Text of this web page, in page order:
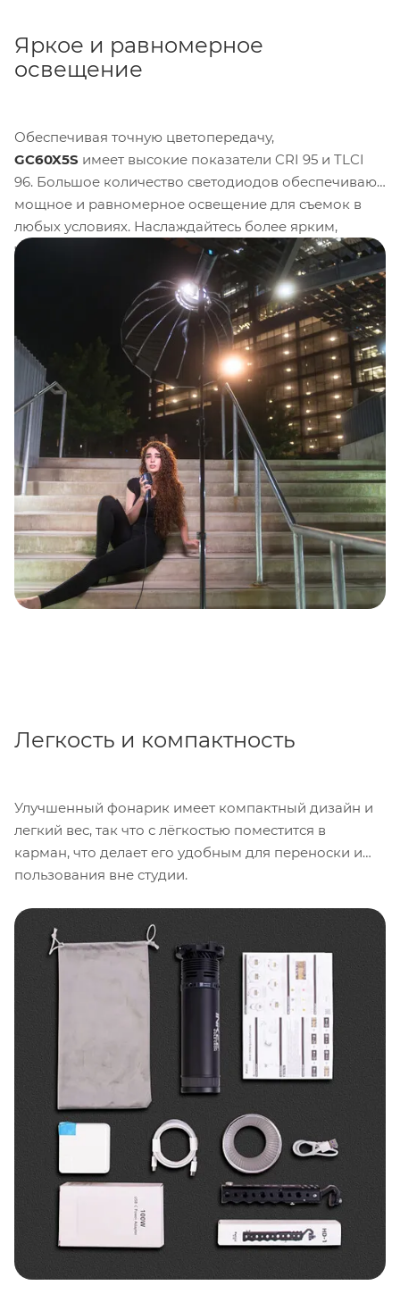
Яркое и равномерное
освещение
Обеспечивая точную цветопередачу,
GC60X5S имеет высокие показатели CRI 95 и TLCI
96. Большое количество светодиодов обеспечивают
мощное и равномерное освещение для съемок в
любых условиях. Наслаждайтесь более ярким,
четким освещением, которое делает ваши снимки и
видео профессиональными. Вас ждут яркие цвета и
реалистичная передача оттенков.
Легкость и компактность
Улучшенный фонарик имеет компактный дизайн и
легкий вес, так что с лёгкостью поместится в
карман, что делает его удобным для переноски и
пользования вне студии.